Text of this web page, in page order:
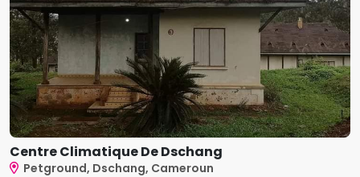
Centre Climatique De Dschang
Petground, Dschang, Cameroun